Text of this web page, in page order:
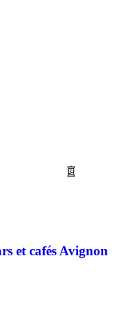
et cafés Avignon